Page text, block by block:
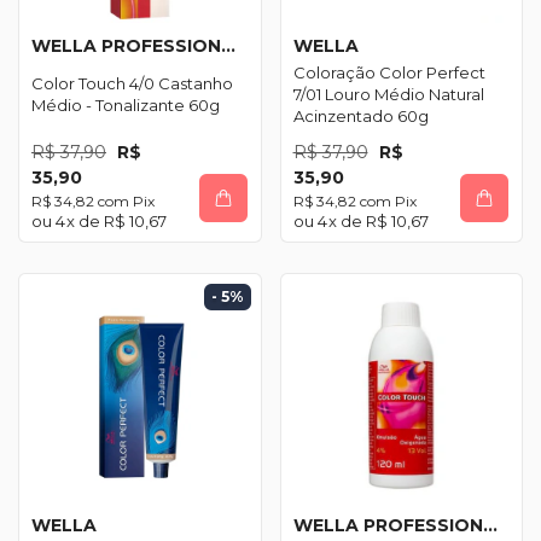
WELLA PROFESSIONALS
Color Touch 4/0 Castanho
Médio - Tonalizante 60g
R$ 37,90 R$
35,90
R$ 34,82 com Pix
4x de R$ 10,67
WELLA
Coloração Color Perfect
7/01 Louro Médio Natural
Acinzentado 60g
R$ 37,90 R$
35,90
R$ 34,82 com Pix
4x de R$ 10,67
- 5%
WELLA WELLA PROFESSIONALS